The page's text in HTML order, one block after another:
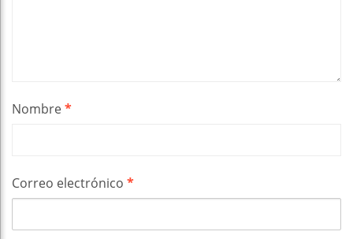
Nombre*
Correo electrónico *